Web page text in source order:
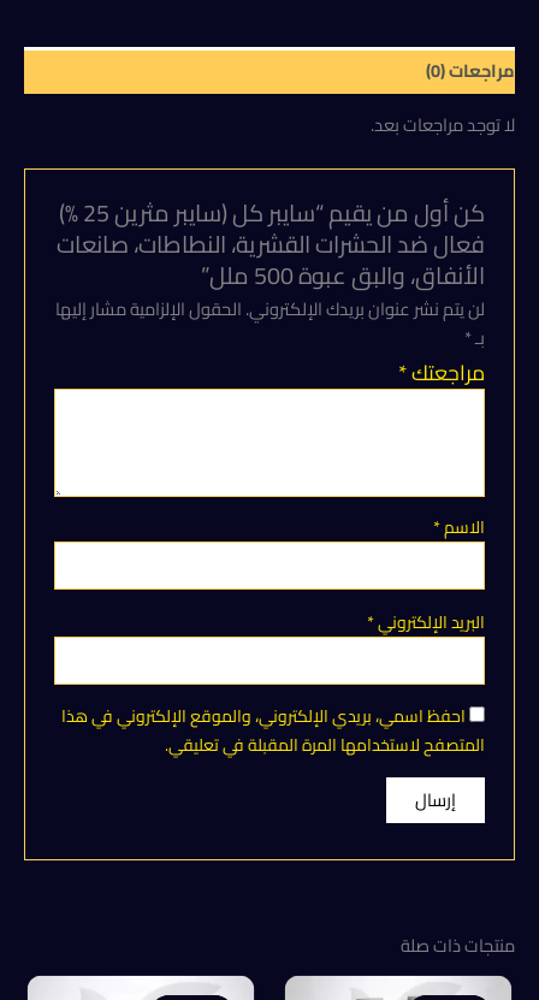
ضد
الحشرات
القشرية،
النطاطات،
الأنفاق،
والبق
عبوة
مراجعات (0)
لا توجد مراجعات بعد.
كن أول من يقيم “سايبر كل (سايبر مثرين 25 %)
فعال ضد الحشرات القشرية، النطاطات، صانعات
الأنفاق، والبق عبوة 500 ملل”
لن يتم نشر عنوان بريدك الإلكتروني.الحقول الإلزامية مشار إليها
بـ*
مراجعتك*
الاسم*
البريد الإلكتروني*
احفظ اسمي، بريدي الإلكتروني، والموقع الإلكتروني في هذا
المتصفح لاستخدامها المرة المقبلة في تعليقي.
منتجات ذات صلة